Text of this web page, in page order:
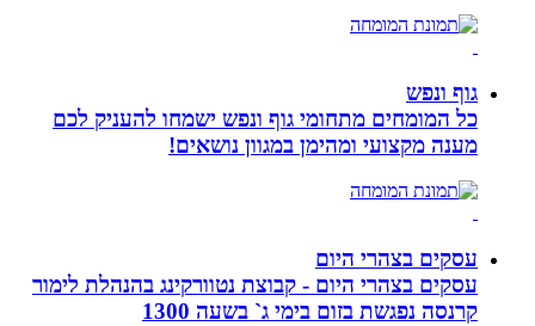
גוף ונפש
כל המומחים מתחומי גוף ונפש ישמחו להעניק לכם
מענה מקצועי ומהימן במגוון נושאים!
עסקים בצהרי היום
עסקים בצהרי היום - קבוצת נטוורקינג בהנהלת לימור
קרנסה נפגשת בזום בימי ג` בשעה 1300